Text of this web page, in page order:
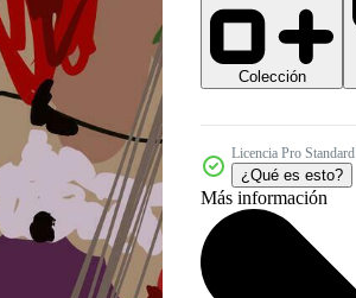
Colección
Licencia Pro Standard
¿Qué es esto?
Más información